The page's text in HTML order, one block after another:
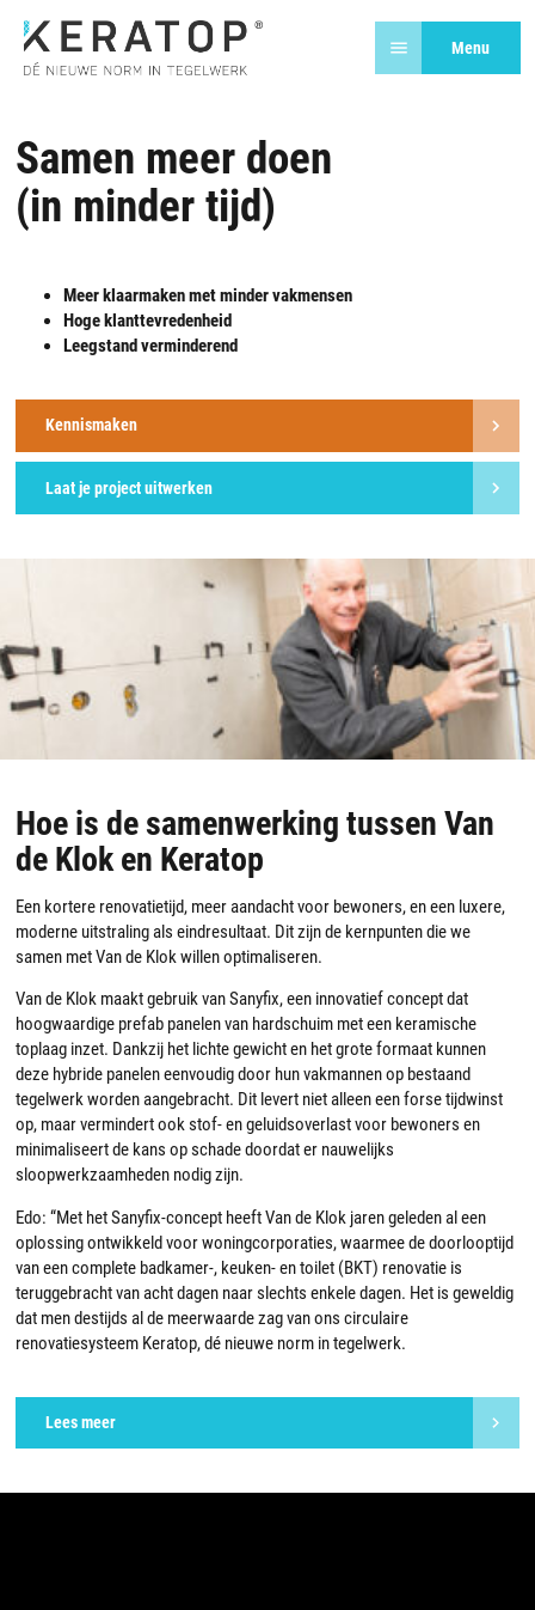
Menu
Samen meer doen
(in minder tijd)
Meer klaarmaken met minder vakmensen
Hoge klanttevredenheid
Leegstand verminderend
Kennismaken
Laat je project uitwerken
Hoe is de samenwerking tussen Van
de Klok en Keratop
Een kortere renovatietijd, meer aandacht voor bewoners, en een luxere,
moderne uitstraling als eindresultaat. Dit zijn de kernpunten die we
samen met Van de Klok willen optimaliseren.
Van de Klok maakt gebruik van Sanyfix, een innovatief concept dat
hoogwaardige prefab panelen van hardschuim met een keramische
toplaag inzet. Dankzij het lichte gewicht en het grote formaat kunnen
deze hybride panelen eenvoudig door hun vakmannen op bestaand
tegelwerk worden aangebracht. Dit levert niet alleen een forse tijdwinst
op, maar vermindert ook stof- en geluidsoverlast voor bewoners en
minimaliseert de kans op schade doordat er nauwelijks
sloopwerkzaamheden nodig zijn.
Edo: “Met het Sanyfix-concept heeft Van de Klok jaren geleden al een
oplossing ontwikkeld voor woningcorporaties, waarmee de doorlooptijd
van een complete badkamer-, keuken- en toilet (BKT) renovatie is
teruggebracht van acht dagen naar slechts enkele dagen. Het is geweldig
dat men destijds al de meerwaarde zag van ons circulaire
renovatiesysteem Keratop, dé nieuwe norm in tegelwerk.
Lees meer